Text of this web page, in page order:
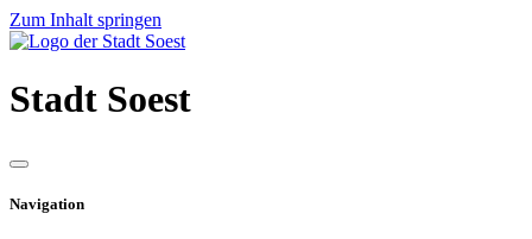
Zum Inhalt springen
Stadt Soest
Navigation